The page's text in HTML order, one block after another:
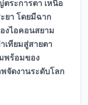
ตระการตา เหนือ
ยา โดยมีฉาก
งไอคอนสยาม
เทียมสู่สายตา
พร้อมของ
จัดงานระดับโลก